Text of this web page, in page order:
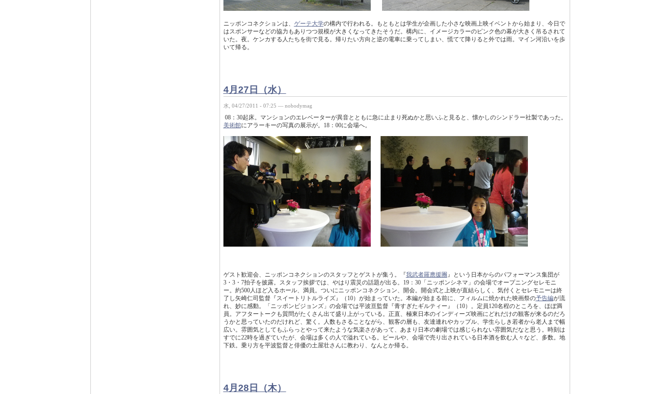
ニッポンコネクションは、 ゲーテ大学の構内で行われる。もともとは学生が企画した小さな映画上映イベントから始まり、今日で
はスポンサーなどの協力もありつつ規模が大きくなってきたそうだ。構内に、イメージカラーのピンク色の幕が大きく吊るされて
いた。夜。ケンカする人たちを街で見る。帰りたい方向と逆の電車に乗ってしまい、慌てて降りると外では雨。マイン河沿いを歩
いて帰る。
4月27日（水）
水, 04/27/2011 - 07:25 — nobodymag
08：30起床。マンションのエレベーターが異音とともに急に止まり死ぬかと思いふと見ると、懐かしのシンドラー社製であった。
美術館にアラーキーの写真の展示が。18：00に会場へ。
ゲスト歓迎会、ニッポンコネクションのスタッフとゲストが集う。『我武者羅應援團 』という日本からのパフォーマンス集団が
3・3・7拍子を披露。スタッフ挨拶では、やはり震災の話題が出る。19：30「ニッポンシネマ」の会場でオープニングセレモニ
ー。約500人ほど入るホール、満員。ついにニッポンコネクション、開会。開会式と上映が直結らしく、気付くとセレモニーは終
了し矢崎仁司監督『スイートリトルライズ』（10）が始まっていた。本編が始まる前に、フィルムに焼かれた映画祭の予告編が流
れ、妙に感動。「ニッポンビジョンズ」の会場では平波亘監督『青すぎたギルティー』（10）。定員120名程のところを、ほぼ満
員。アフタートークも質問がたくさん出て盛り上がっている。正直、極東日本のインディーズ映画にどれだけの観客が来るのだろ
うかと思っていたのだけれど、驚く。人数もさることながら、観客の層も、友達連れやカップル、学生らしき若者から老人まで幅
広い。雰囲気としてもふらっとやって来たような気楽さがあって、あまり日本の劇場では感じられない雰囲気だなと思う。時刻は
すでに22時を過ぎていたが、会場は多くの人で溢れている。ビールや、会場で売り出されている日本酒を飲む人々など、多数。地
下鉄。乗り方を平波監督と俳優の土屋壮さんに教わり、なんとか帰る。
4月28日（木）